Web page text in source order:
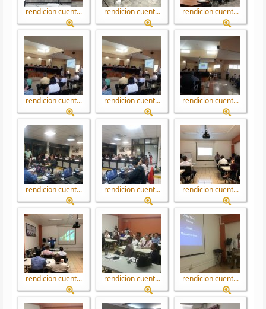
rendicion cuent... rendicion cuent... rendicion cuent...
rendicion cuent... rendicion cuent... rendicion cuent...
rendicion cuent... rendicion cuent... rendicion cuent...
rendicion cuent... rendicion cuent... rendicion cuent...